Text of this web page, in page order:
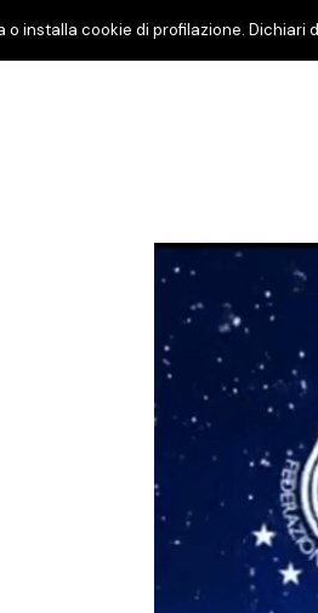
installa cookie di profilazione.